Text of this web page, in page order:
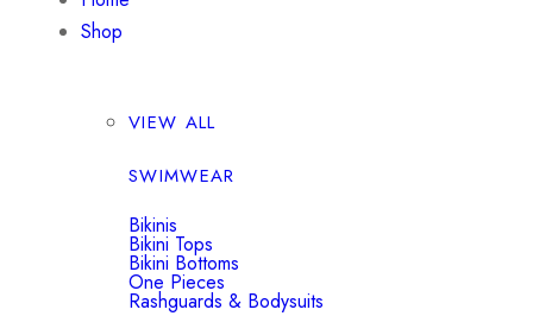
Shop
VIEW ALL
SWIMWEAR
Bikinis
Bikini Tops
Bikini Bottoms
One Pieces
Rashguards & Bodysuits